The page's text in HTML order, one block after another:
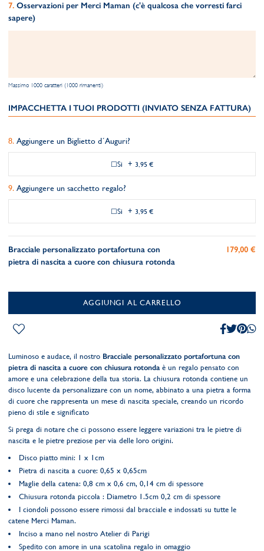
Osservazioni per Merci Maman (c'è qualcosa che vorresti farci
sapere)
Massimo 1000 caratteri (1000 rimanenti)
IMPACCHETTA I TUOI PRODOTTI (INVIATO SENZA FATTURA)
Aggiungere un Biglietto d´Auguri?
Si + 3,95 €
Aggiungere un sacchetto regalo?
Si + 3,95 €
Bracciale personalizzato portafortuna con
pietra di nascita a cuore con chiusura rotonda
179,00 €
AGGIUNGI AL CARRELLO
Luminoso e audace, il nostro Bracciale personalizzato portafortuna con
pietra di nascita a cuore con chiusura rotondaè un regalo pensato con
amore e una celebrazione della tua storia. La chiusura rotonda contiene un
disco lucente da personalizzare con un nome, abbinato a una pietra a forma
di cuore che rappresenta un mese di nascita speciale, creando un ricordo
pieno di stile e significato
Si prega di notare che ci possono essere leggere variazioni tra le pietre di
nascita e le pietre preziose per via delle loro origini.
Disco piatto mini: 1 x 1cm
Pietra di nascita a cuore: 0,65 x 0,65cm
Maglie della catena: 0,8 cm x 0,6 cm, 0,14 cm di spessore
Chiusura rotonda piccola : Diametro 1.5cm 0,2 cm di spessore
I ciondoli possono essere rimossi dal bracciale e indossati su tutte le
catene Merci Maman.
Inciso a mano nel nostro Atelier di Parigi
Spedito con amore in una scatolina regalo in omaggio